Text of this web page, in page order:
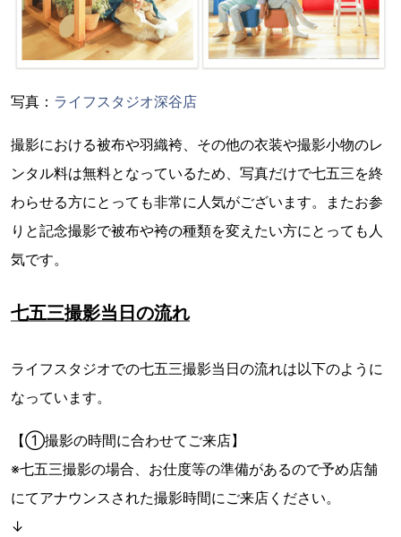
写真： ライフスタジオ深谷店
撮影における被布や羽織袴、その他の衣装や撮影小物のレ
ンタル料は無料となっているため、写真だけで七五三を終
わらせる方にとっても非常に人気がございます。またお参
りと記念撮影で被布や袴の種類を変えたい方にとっても人
気です。
七五三撮影当日の流れ
ライフスタジオでの七五三撮影当日の流れは以下のように
なっています。
【①撮影の時間に合わせてご来店】
※七五三撮影の場合、お仕度等の準備があるので予め店舗
にてアナウンスされた撮影時間にご来店ください。
↓